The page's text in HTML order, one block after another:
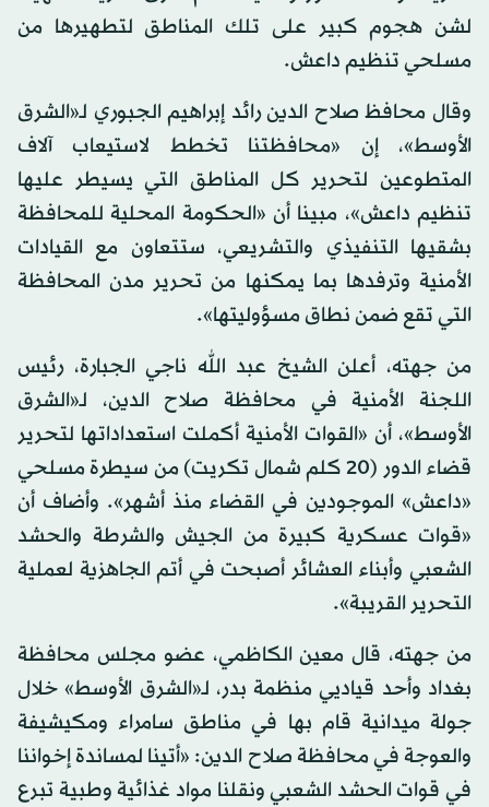
لشن هجوم كبير على تلك المناطق لتطهيرها من
مسلحي تنظيم داعش.
وقال محافظ صلاح الدين رائد إبراهيم الجبوري لـ«الشرق
الأوسط»، إن «محافظتنا تخطط لاستيعاب آلاف
المتطوعين لتحرير كل المناطق التي يسيطر عليها
تنظيم داعش»، مبينا أن «الحكومة المحلية للمحافظة
بشقيها التنفيذي والتشريعي، ستتعاون مع القيادات
الأمنية وترفدها بما يمكنها من تحرير مدن المحافظة
التي تقع ضمن نطاق مسؤوليتها».
من جهته، أعلن الشيخ عبد الله ناجي الجبارة، رئيس
اللجنة الأمنية في محافظة صلاح الدين، لـ«الشرق
الأوسط»، أن «القوات الأمنية أكملت استعداداتها لتحرير
قضاء الدور (20 كلم شمال تكريت) من سيطرة مسلحي
«داعش» الموجودين في القضاء منذ أشهر». وأضاف أن
«قوات عسكرية كبيرة من الجيش والشرطة والحشد
الشعبي وأبناء العشائر أصبحت في أتم الجاهزية لعملية
التحرير القريبة».
من جهته، قال معين الكاظمي، عضو مجلس محافظة
بغداد وأحد قياديي منظمة بدر، لـ«الشرق الأوسط» خلال
جولة ميدانية قام بها في مناطق سامراء ومكيشيفة
والعوجة في محافظة صلاح الدين: «أتينا لمساندة إخواننا
في قوات الحشد الشعبي ونقلنا مواد غذائية وطبية تبرع